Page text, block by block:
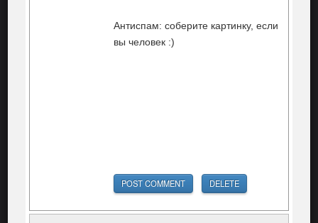
Антиспам: соберите картинку, если
вы человек :)